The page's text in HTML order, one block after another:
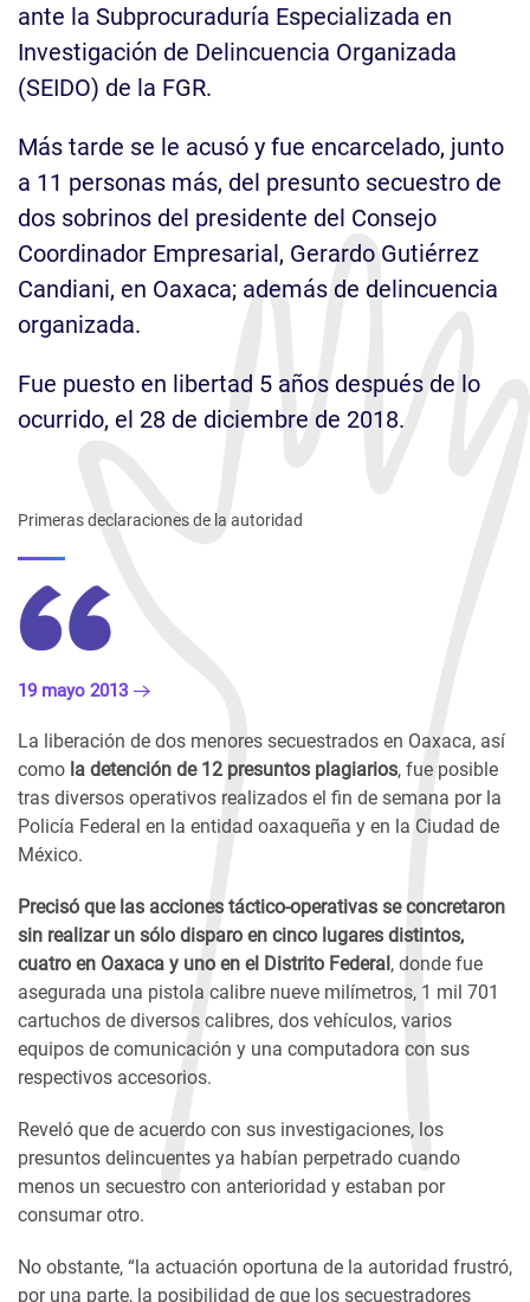
ante la Subprocuraduría Especializada en
Investigación de Delincuencia Organizada
(SEIDO) de la FGR.
Más tarde se le acusó y fue encarcelado, junto
a 11 personas más, del presunto secuestro de
dos sobrinos del presidente del Consejo
Coordinador Empresarial, Gerardo Gutiérrez
Candiani, en Oaxaca; además de delincuencia
organizada.
Fue puesto en libertad 5 años después de lo
ocurrido, el 28 de diciembre de 2018.
Primeras declaraciones de la autoridad
19 mayo 2013
La liberación de dos menores secuestrados en Oaxaca, así
como la detención de 12 presuntos plagiarios, fue posible
tras diversos operativos realizados el fin de semana por la
Policía Federal en la entidad oaxaqueña y en la Ciudad de
México.
Precisó que las acciones táctico-operativas se concretaron
sin realizar un sólo disparo en cinco lugares distintos,
cuatro en Oaxaca y uno en el Distrito Federal, donde fue
asegurada una pistola calibre nueve milímetros, 1 mil 701
cartuchos de diversos calibres, dos vehículos, varios
equipos de comunicación y una computadora con sus
respectivos accesorios.
Reveló que de acuerdo con sus investigaciones, los
presuntos delincuentes ya habían perpetrado cuando
menos un secuestro con anterioridad y estaban por
consumar otro.
No obstante, “la actuación oportuna de la autoridad frustró,
por una parte, la posibilidad de que los secuestradores